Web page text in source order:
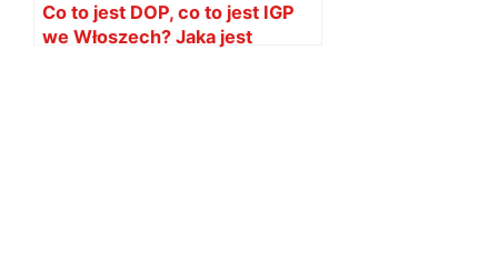
Co to jest DOP, co to jest IGP
we Włoszech? Jaka jest